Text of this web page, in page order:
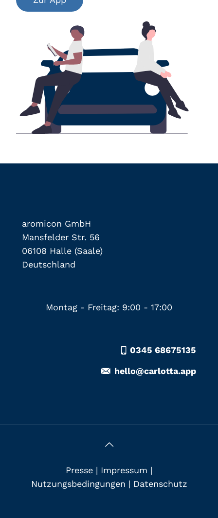
aromicon GmbH
Mansfelder Str. 56
06108 Halle (Saale)
Deutschland
Montag - Freitag: 9:00 - 17:00
0345 68675135
hello@carlotta.app
Presse | Impressum |
Nutzungsbedingungen | Datenschutz